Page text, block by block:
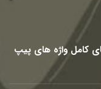
کامل واژه های پیپ